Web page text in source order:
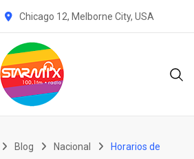
Chicago 12, Melborne City, USA
Blog Nacional
Horarios de